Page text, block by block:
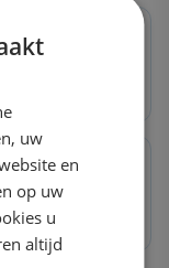
uw
en
op uw
u
altijd